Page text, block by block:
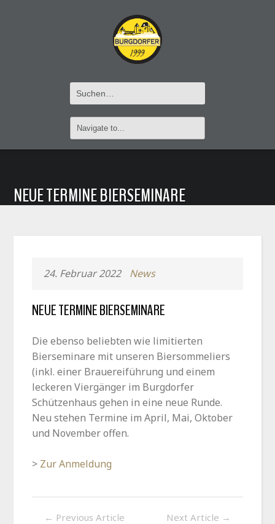
NEUE TERMINE BIERSEMINARE
24. Februar 2022 News
NEUE TERMINE BIERSEMINARE
Die ebenso beliebten wie limitierten
Bierseminare mit unseren Biersommeliers
(inkl. einer Brauereiführung und einem
leckeren Viergänger im Burgdorfer
Schützenhaus gehen in eine neue Runde.
Neu stehen Termine im April, Mai, Oktober
und November offen.
> Zur Anmeldung
← Previous Article Next Article →